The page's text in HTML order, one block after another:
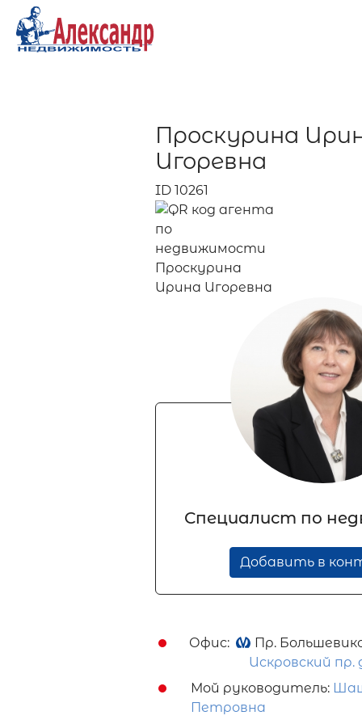
Проскурина
Игоревна
ID 10261
Специалист по
Добавить в
Офис:
Пр.
Искровский пр.
Мой руководитель:
Петровна